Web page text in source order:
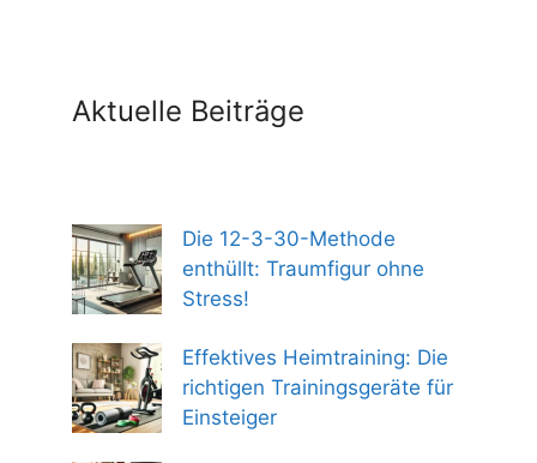
Aktuelle Beiträge
Die 12-3-30-Methode
enthüllt: Traumfigur ohne
Stress!
Effektives Heimtraining: Die
richtigen Trainingsgeräte für
Einsteiger